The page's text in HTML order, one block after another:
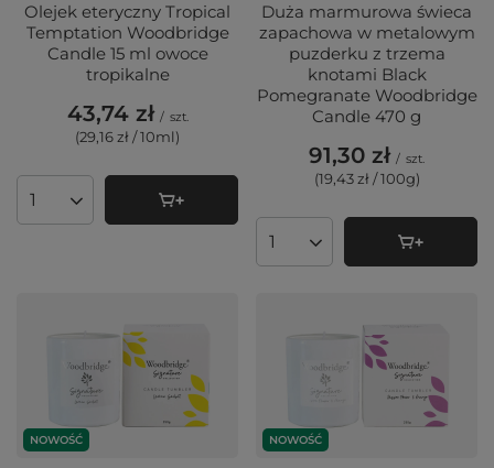
Olejek eteryczny Tropical
Temptation Woodbridge
Candle 15 ml owoce
tropikalne
43,74 zł / szt.
(29,16 zł / 10ml)
Ilość produktów
Duża marmurowa świeca
zapachowa w metalowym
puzderku z trzema
knotami Black
Pomegranate Woodbridge
Candle 470 g
91,30 zł / szt.
(19,43 zł / 100g)
Ilość produktów
NOWOŚĆ NOWOŚĆ